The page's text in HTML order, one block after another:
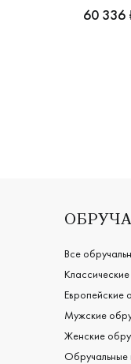
60 336
Все
Европейские
Мужские
Женские
Обручальные